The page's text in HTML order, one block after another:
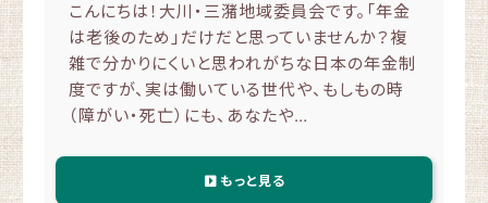
こんにちは！大川・三潴地域委員会です。「年金
は老後のため」だけだと思っていませんか？複
雑で分かりにくいと思われがちな日本の年金制
度ですが、実は働いている世代や、もしもの時
（障がい・死亡）にも、あなたや…
もっと見る